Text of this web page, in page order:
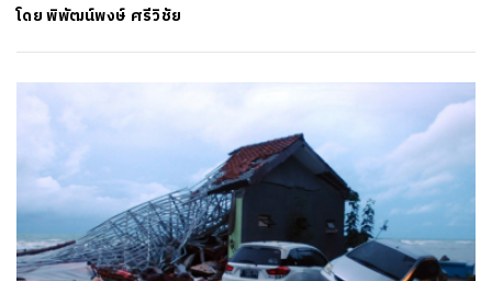
โดยพิพัฒน์พงษ์ ศรีวิชัย